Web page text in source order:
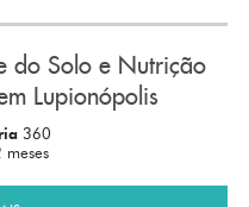
do Solo e Nutrição
Lupionópolis
360
meses